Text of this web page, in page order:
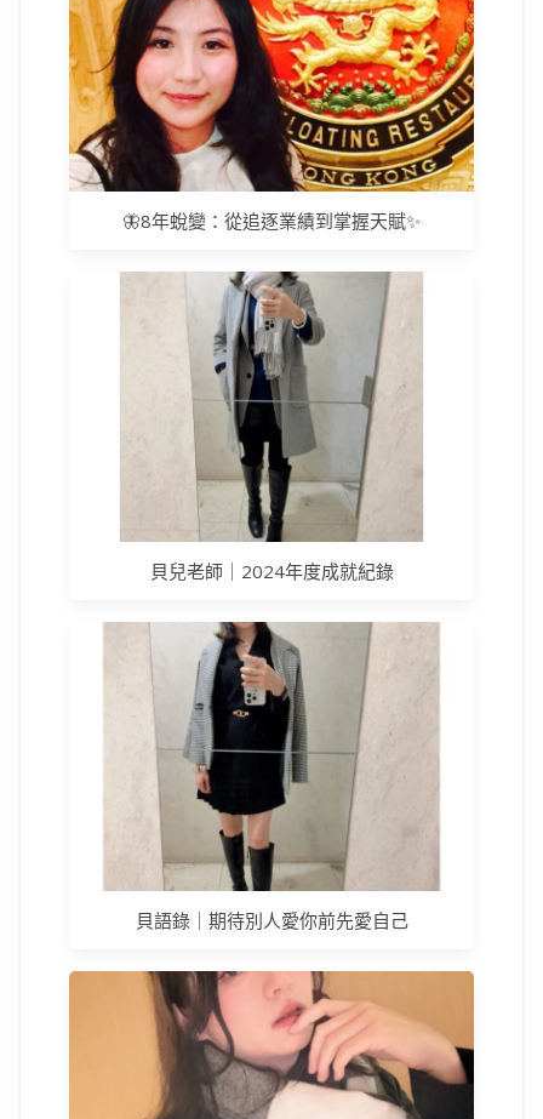
🦋8年蛻變：從追逐業績到掌握天賦✨
貝兒老師｜2024年度成就紀錄
貝語錄｜期待別人愛你前先愛自己